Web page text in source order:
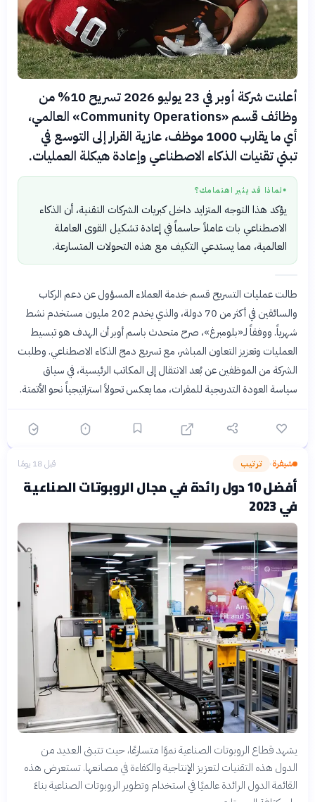
أعلنت شركة أوبر في 23 يوليو 2026 تسريح 10% من
وظائف قسم «Community Operations» العالمي،
أي ما يقارب 1000 موظف، عازية القرار إلى التوسع في
تبني تقنيات الذكاء الاصطناعي وإعادة هيكلة العمليات.
● لماذا قد يثير اهتمامك؟
يؤكد هذا التوجه المتزايد داخل كبريات الشركات التقنية، أن الذكاء
الاصطناعي بات عاملاً حاسماً في إعادة تشكيل القوى العاملة
العالمية، مما يستدعي التكيف مع هذه التحولات المتسارعة.
طالت عمليات التسريح قسم خدمة العملاء المسؤول عن دعم الركاب
والسائقين في أكثر من 70 دولة، والذي يخدم 202 مليون مستخدم نشط
شهرياً. ووفقاً لـ«بلومبرغ»، صرح متحدث باسم أوبر أن الهدف هو تبسيط
العمليات وتعزيز التعاون المباشر، مع تسريع دمج الذكاء الاصطناعي. وطلبت
الشركة من الموظفين عن بُعد الانتقال إلى المكاتب الرئيسية، في سياق
سياسة العودة التدريجية للمقرات، مما يعكس تحولاً استراتيجياً نحو الأتمتة.
شيفرة› ترتيب قبل 18 يومًا
أفضل 10 دول رائدة في مجال الروبوتات الصناعية
في 2023
يشهد قطاع الروبوتات الصناعية نموًا متسارعًا، حيث تتبنى العديد من
الدول هذه التقنيات لتعزيز الإنتاجية والكفاءة في مصانعها. تستعرض هذه
القائمة الدول الرائدة عالميًا في استخدام وتطوير الروبوتات الصناعية بناءً